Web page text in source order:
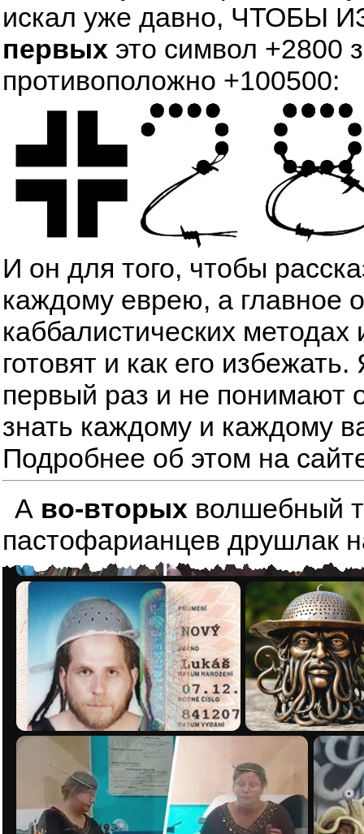
искал уже давно,
первых это символ +2800
противоположно +100500:
И он для того, чтобы
каждому еврею, а главное
каббалистических
готовят и как его
первый раз и не понимают
знать каждому и каждому
Подробнее об этом на
А во-вторых волшебный
пастофарианцев друшлак